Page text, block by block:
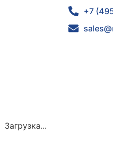
+7
Загрузка...